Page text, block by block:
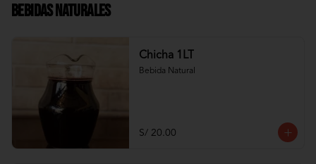
Bebidas Naturales
Chicha 1LT
Bebida Natural
S/ 20.00